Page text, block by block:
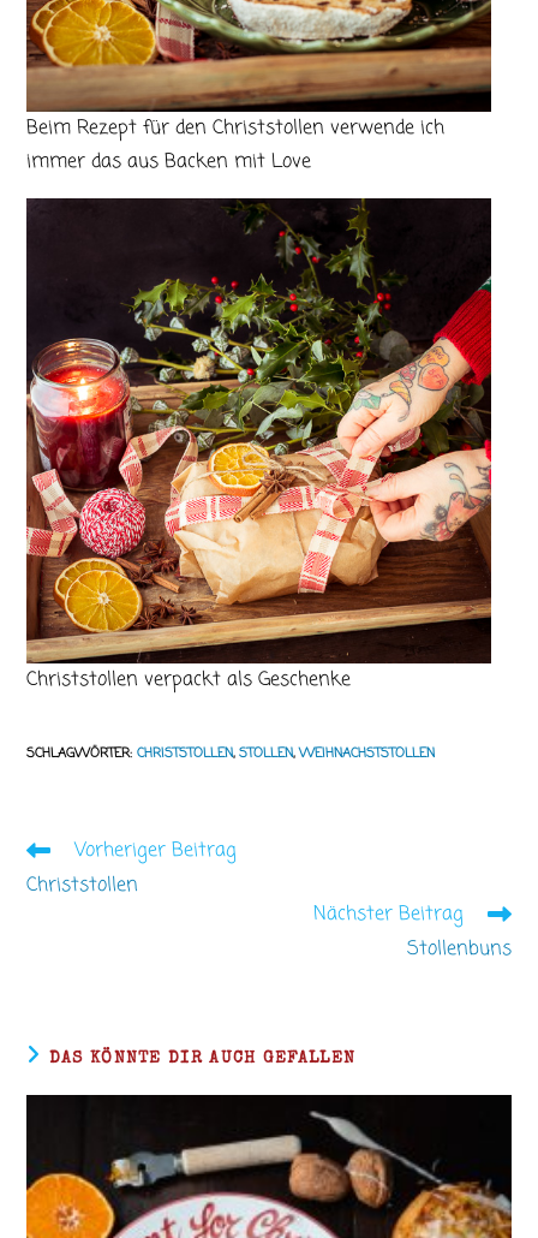
Beim Rezept für den Christstollen verwende ich
immer das aus Backen mit Love
Christstollen verpackt als Geschenke
SCHLAGWÖRTER:CHRISTSTOLLEN, STOLLEN, WEIHNACHSTSTOLLEN
Weitere
Artikel
ansehen
Vorheriger Beitrag
Christstollen
Nächster Beitrag
Stollenbuns
DAS KÖNNTE DIR AUCH GEFALLEN